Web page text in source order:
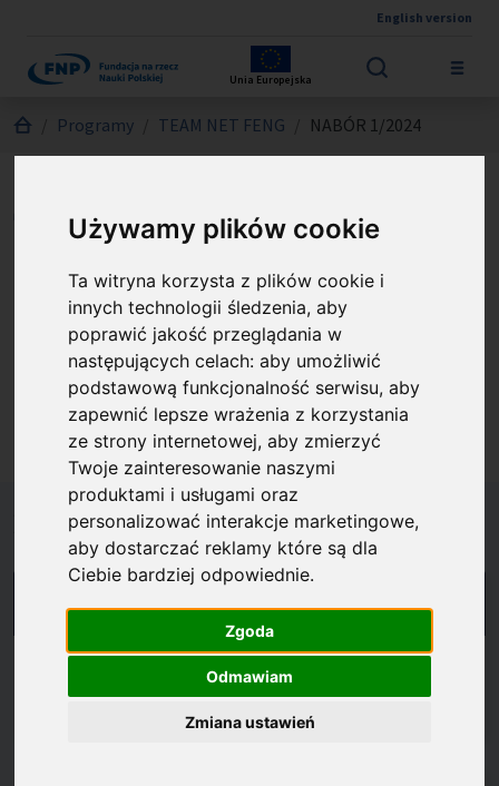
Używamy plików cookie
Ta witryna korzysta z plików cookie i
innych technologii śledzenia, aby
poprawić jakość przeglądania w
następujących celach:aby umożliwić
podstawową funkcjonalność serwisu,aby
zapewnić lepsze wrażenia z korzystania
ze strony internetowej,aby zmierzyć
Twoje zainteresowanie naszymi
produktami i usługami oraz
personalizować interakcje marketingowe,
aby dostarczać reklamy które są dla
Ciebie bardziej odpowiednie.
Zgoda
Odmawiam
Zmiana ustawień
English version
Unia Europejska
Jesteś tutaj:
Programy TEAM NET FENG NABÓR 1/2024
TEAM NET FENG - NABÓR
1/2024
Nabór jest skierowany do zespołów badawczych,
które w ramach konsorcjów prowadzą działalność
naukową w tematyce Zdrowia, Środowiska i
Przemysłu 4.0
Harmonogram
NABÓR 1/2024